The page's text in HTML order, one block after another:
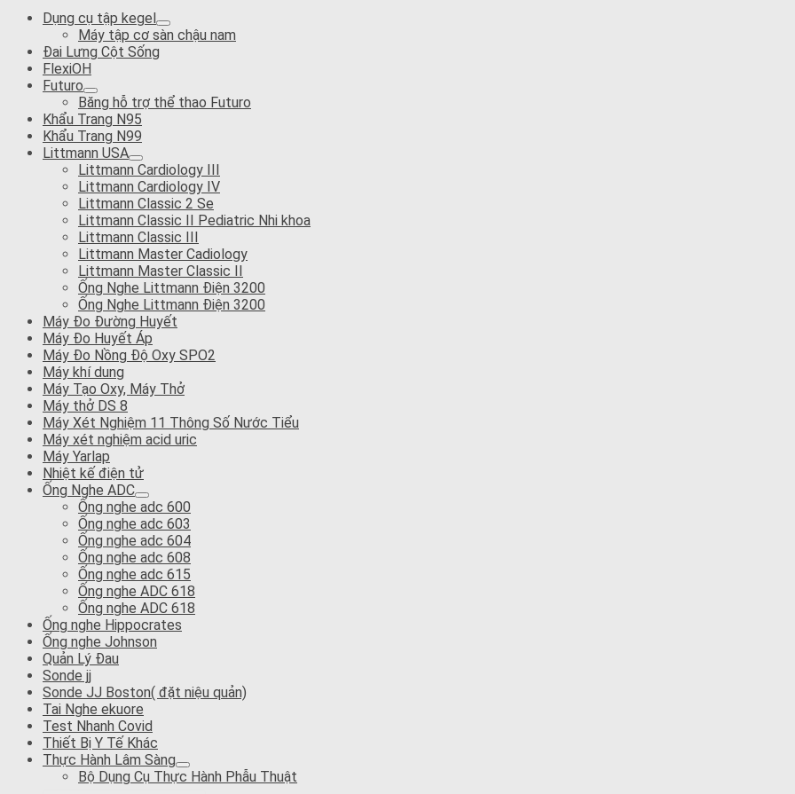
Dụng cụ tập kegel
Máy tập cơ sàn chậu nam
Đai Lưng Cột Sống
FlexiOH
Futuro
Băng hỗ trợ thể thao Futuro
Khẩu Trang N95
Khẩu Trang N99
Littmann USA
Littmann Cardiology III
Littmann Cardiology IV
Littmann Classic 2 Se
Littmann Classic II Pediatric Nhi khoa
Littmann Classic III
Littmann Master Cadiology
Littmann Master Classic II
Ống Nghe Littmann Điện 3200
Ống Nghe Littmann Điện 3200
Máy Đo Đường Huyết
Máy Đo Huyết Áp
Máy Đo Nồng Độ Oxy SPO2
Máy khí dung
Máy Tạo Oxy, Máy Thở
Máy thở DS 8
Máy Xét Nghiệm 11 Thông Số Nước Tiểu
Máy xét nghiệm acid uric
Máy Yarlap
Nhiệt kế điện tử
Ống Nghe ADC
Ống nghe adc 600
Ống nghe adc 603
Ống nghe adc 604
Ống nghe adc 608
Ống nghe adc 615
Ống nghe ADC 618
Ống nghe ADC 618
Ống nghe Hippocrates
Ống nghe Johnson
Quản Lý Đau
Sonde jj
Sonde JJ Boston( đặt niệu quản)
Tai Nghe ekuore
Test Nhanh Covid
Thiết Bị Y Tế Khác
Thực Hành Lâm Sàng
Bộ Dụng Cụ Thực Hành Phẫu Thuật